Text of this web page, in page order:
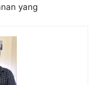
yang